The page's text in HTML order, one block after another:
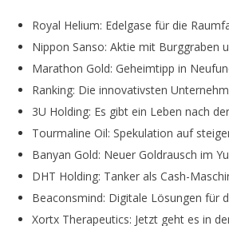
Royal Helium: Edelgase für die
Nippon Sanso: Aktie mit Burggraben
Marathon Gold: Geheimtipp in
Ranking: Die innovativsten
3U Holding: Es gibt ein Leben nach
Tourmaline Oil: Spekulation auf
Banyan Gold: Neuer Goldrausch im
DHT Holding: Tanker als Cash-
Beaconsmind: Digitale Lösungen für
Xortx Therapeutics: Jetzt geht es in